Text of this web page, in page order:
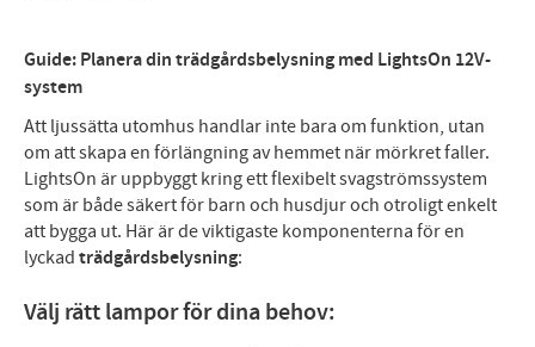
Guide: Planera din trädgårdsbelysning med LightsOn 12V-
system
Att ljussätta utomhus handlar inte bara om funktion, utan
om att skapa en förlängning av hemmet när mörkret faller.
LightsOn är uppbyggt kring ett flexibelt svagströmssystem
som är både säkert för barn och husdjur och otroligt enkelt
att bygga ut. Här är de viktigaste komponenterna för en
lyckad trädgårdsbelysning:
Välj rätt lampor för dina behov: